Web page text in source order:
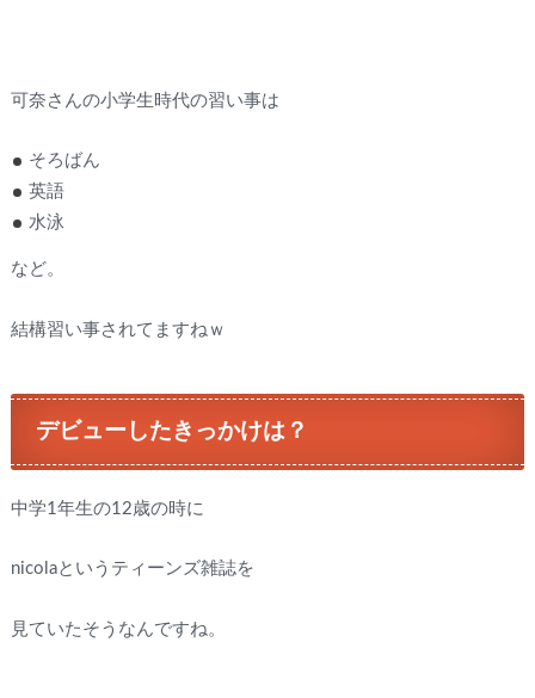
可奈さんの小学生時代の習い事は
そろばん
英語
水泳
など。
結構習い事されてますねｗ
デビューしたきっかけは？
中学1年生の12歳の時に
nicolaというティーンズ雑誌を
見ていたそうなんですね。